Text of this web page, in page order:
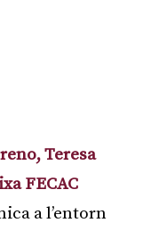
Teresa
FECAC
a l’entorn